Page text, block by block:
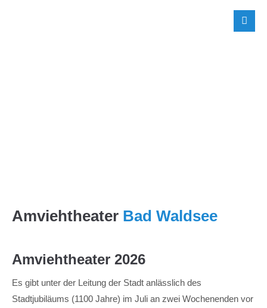
Amviehtheater Bad Waldsee
Amviehtheater 2026
Es gibt unter der Leitung der Stadt anlässlich des
Stadtjubiläums (1100 Jahre) im Juli an zwei Wochenenden vor